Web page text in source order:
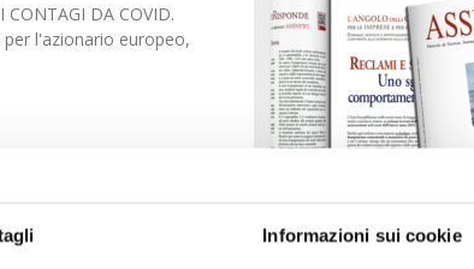
Informazioni sui cookie
CONTAGI DA COVID.
l'azionario europeo,